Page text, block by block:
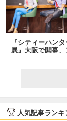
『シティーハン
展』大阪で開幕、
＆…
人気記事ランキ